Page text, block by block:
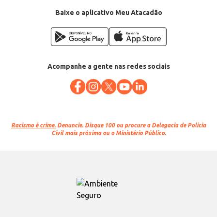
Baixe o aplicativo Meu Atacadão
Acompanhe a gente nas redes sociais
Racismo é crime. Denuncie. Disque 100 ou procure a Delegacia de Polícia
Civil mais próxima ou o Ministério Público.